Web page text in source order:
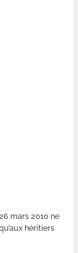
mars 2010 ne
héritiers